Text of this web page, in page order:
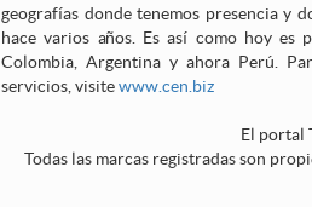
geografías donde tenemos presencia y
hace varios años. Es así como hoy
Colombia, Argentina y ahora Perú.
servicios, visite www.cen.biz
El portal
Todas las marcas registradas son